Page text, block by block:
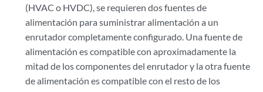
(HVAC o HVDC), se requieren dos fuentes de
alimentación para suministrar alimentación a un
enrutador completamente configurado. Una fuente de
alimentación es compatible con aproximadamente la
mitad de los componentes del enrutador y la otra fuente
de alimentación es compatible con el resto de los